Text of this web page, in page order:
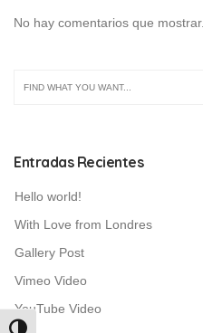
No hay comentarios que mostrar.
Entradas Recientes
Hello world!
With Love from Londres
Gallery Post
Vimeo Video
YouTube Video